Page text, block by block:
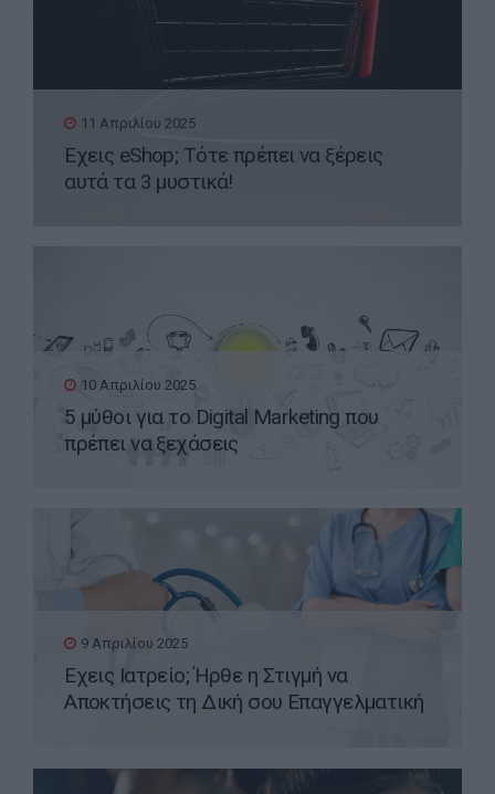
11 Απριλίου 2025
Έχεις eShop; Τότε πρέπει να ξέρεις
αυτά τα 3 μυστικά!
10 Απριλίου 2025
5 μύθοι για το Digital Marketing που
πρέπει να ξεχάσεις
9 Απριλίου 2025
Έχεις Ιατρείο; Ήρθε η Στιγμή να
Αποκτήσεις τη Δική σου Επαγγελματική